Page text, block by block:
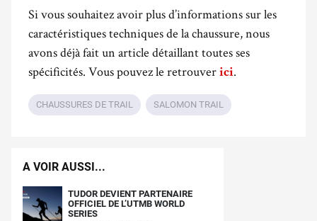
Si vous souhaitez avoir plus d’informations sur les
caractéristiques techniques de la chaussure, nous
avons déjà fait un article détaillant toutes ses
spécificités. Vous pouvez le retrouver ici.
CHAUSSURES DE TRAIL SALOMON TRAIL
A VOIR AUSSI...
TUDOR DEVIENT PARTENAIRE
OFFICIEL DE L’UTMB WORLD
SERIES